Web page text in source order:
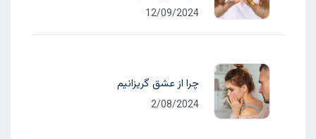
12/09/2024
چرا از عشق گریزانیم
2/08/2024